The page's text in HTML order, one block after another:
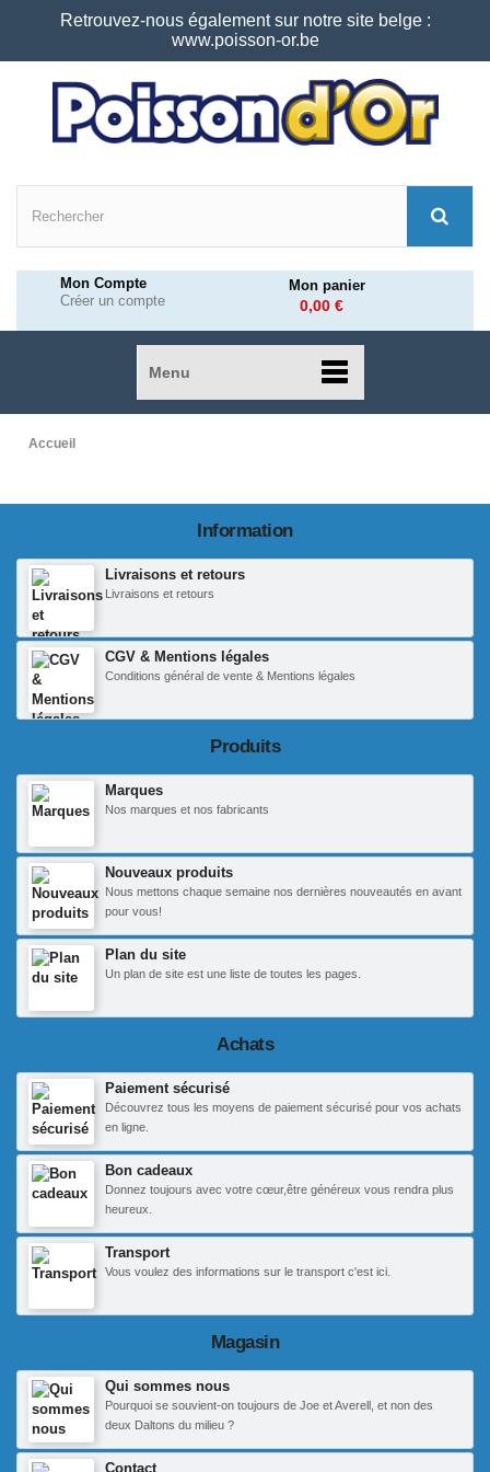
Retrouvez-nous également sur notre site belge :
www.poisson-or.be
Mon Compte
Créer un compte
Mon panier
0,00 €
Menu
Accueil
Information
Livraisons et retours
Livraisons et retours
CGV & Mentions légales
Conditions général de vente & Mentions légales
Produits
Marques
Nos marques et nos fabricants
Nouveaux produits
Nous mettons chaque semaine nos dernières nouveautés en avant
pour vous!
Plan du site
Un plan de site est une liste de toutes les pages.
Achats
Paiement sécurisé
Découvrez tous les moyens de paiement sécurisé pour vos achats
en ligne.
Bon cadeaux
Donnez toujours avec votre cœur,être généreux vous rendra plus
heureux.
Transport
Vous voulez des informations sur le transport c'est ici.
Magasin
Qui sommes nous
Pourquoi se souvient-on toujours de Joe et Averell, et non des
deux Daltons du milieu ?
Contact